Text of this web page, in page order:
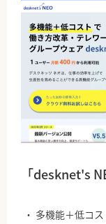
「desknet's
多機能＋低コ